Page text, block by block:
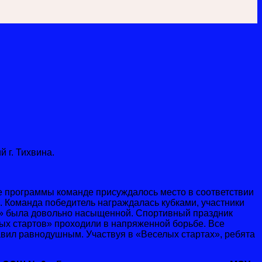
г. Тихвина.
команде присуждалось место в соответствии
победитель награждалась кубками, участники
была довольно насыщенной. Спортивный праздник
стартов» проходили в напряженной борьбе. Все
равнодушным. Участвуя в «Веселых стартах», ребята